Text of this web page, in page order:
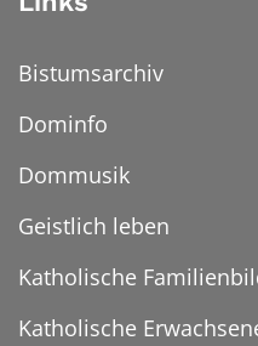
Bistumsarchiv
Dominfo
Dommusik
Geistlich leben
Katholische
Katholische